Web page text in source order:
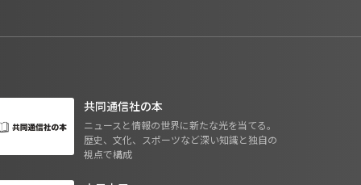
共同通信社の本
ニュースと情報の世界に新たな光を当てる。
歴史、文化、スポーツなど深い知識と独自の
視点で構成